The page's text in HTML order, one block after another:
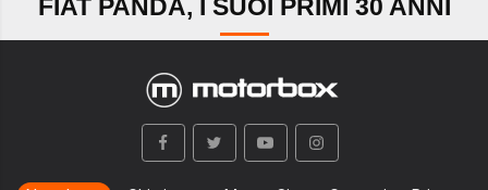
FIAT PANDA, I SUOI PRIMI 30 ANNI